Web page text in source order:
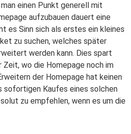
einen Punkt generell mit
aufzubauen dauert eine
es Sinn sich als erstes ein kleines
zu suchen, welches später
werden kann. Dies spart
wo die Homepage noch im
der Homepage hat keinen
sofortigen Kaufes eines solchen
zu empfehlen, wenn es um die